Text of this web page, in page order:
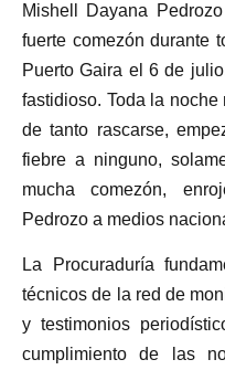
Mishell Dayana
fuerte comezón durante
Puerto Gaira el 6 de
fastidioso. Toda la
de tanto rascarse,
fiebre a ninguno,
mucha comezón,
Pedrozo a medios
La Procuraduría
técnicos de la red de
y testimonios
cumplimiento de las